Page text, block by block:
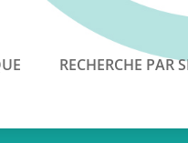
RECHERCHE PAR